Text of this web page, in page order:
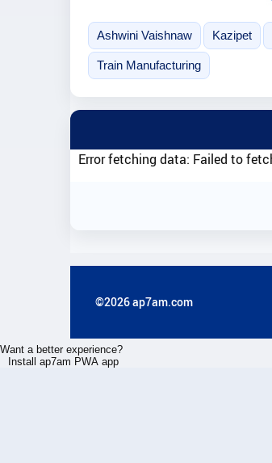
Ashwini Vaishnaw Kazipet
Train Manufacturing
Error fetching data: Failed to
©2026 ap7am.com
Want a better experience?
Install ap7am PWA app